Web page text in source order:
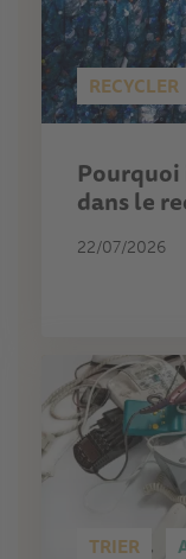
RECYCLER
dans le
22/07/2026
TRIER